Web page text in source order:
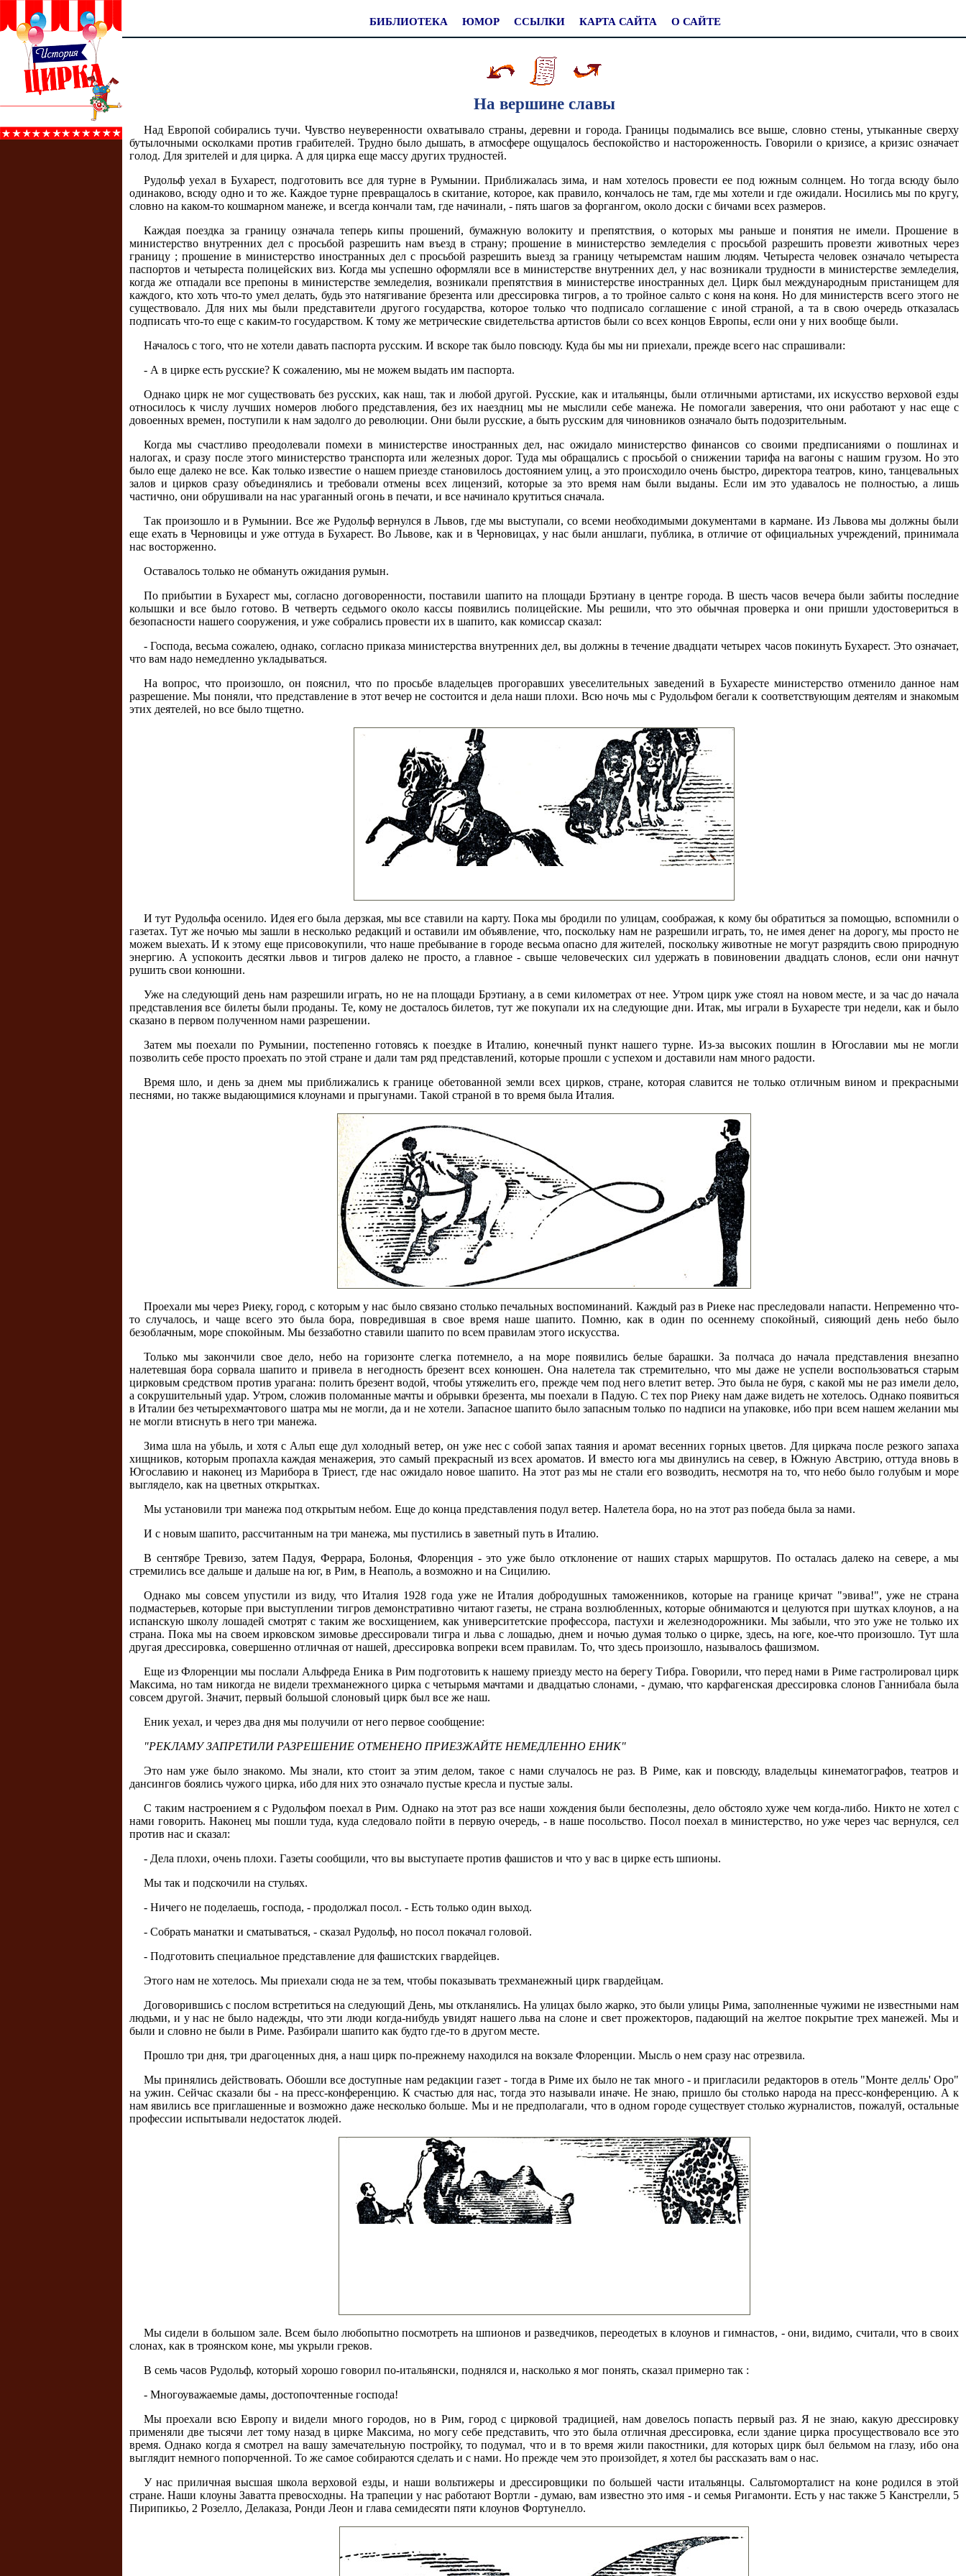
БИБЛИОТЕКА ЮМОР ССЫЛКИ КАРТА САЙТА О САЙТЕ
На вершине славы
Над Европой собирались тучи. Чувство неуверенности охватывало страны, деревни и города. Границы подымались все выше, словно стены, утыканные сверху
бутылочными осколками против грабителей. Трудно было дышать, в атмосфере ощущалось беспокойство и настороженность. Говорили о кризисе, а кризис означает
голод. Для зрителей и для цирка. А для цирка еще массу других трудностей.
Рудольф уехал в Бухарест, подготовить все для турне в Румынии. Приближалась зима, и нам хотелось провести ее под южным солнцем. Но тогда всюду было
одинаково, всюду одно и то же. Каждое турне превращалось в скитание, которое, как правило, кончалось не там, где мы хотели и где ожидали. Носились мы по кругу,
словно на каком-то кошмарном манеже, и всегда кончали там, где начинали, - пять шагов за форгангом, около доски с бичами всех размеров.
Каждая поездка за границу означала теперь кипы прошений, бумажную волокиту и препятствия, о которых мы раньше и понятия не имели. Прошение в
министерство внутренних дел с просьбой разрешить нам въезд в страну; прошение в министерство земледелия с просьбой разрешить провезти животных через
границу ; прошение в министерство иностранных дел с просьбой разрешить выезд за границу четыремстам нашим людям. Четыреста человек означало четыреста
паспортов и четыреста полицейских виз. Когда мы успешно оформляли все в министерстве внутренних дел, у нас возникали трудности в министерстве земледелия,
когда же отпадали все препоны в министерстве земледелия, возникали препятствия в министерстве иностранных дел. Цирк был международным пристанищем для
каждого, кто хоть что-то умел делать, будь это натягивание брезента или дрессировка тигров, а то тройное сальто с коня на коня. Но для министерств всего этого не
существовало. Для них мы были представители другого государства, которое только что подписало соглашение с иной страной, а та в свою очередь отказалась
подписать что-то еще с каким-то государством. К тому же метрические свидетельства артистов были со всех концов Европы, если они у них вообще были.
Началось с того, что не хотели давать паспорта русским. И вскоре так было повсюду. Куда бы мы ни приехали, прежде всего нас спрашивали:
- А в цирке есть русские? К сожалению, мы не можем выдать им паспорта.
Однако цирк не мог существовать без русских, как наш, так и любой другой. Русские, как и итальянцы, были отличными артистами, их искусство верховой езды
относилось к числу лучших номеров любого представления, без их наездниц мы не мыслили себе манежа. Не помогали заверения, что они работают у нас еще с
довоенных времен, поступили к нам задолго до революции. Они были русские, а быть русским для чиновников означало быть подозрительным.
Когда мы счастливо преодолевали помехи в министерстве иностранных дел, нас ожидало министерство финансов со своими предписаниями о пошлинах и
налогах, и сразу после этого министерство транспорта или железных дорог. Туда мы обращались с просьбой о снижении тарифа на вагоны с нашим грузом. Но это
было еще далеко не все. Как только известие о нашем приезде становилось достоянием улиц, а это происходило очень быстро, директора театров, кино, танцевальных
залов и цирков сразу объединялись и требовали отмены всех лицензий, которые за это время нам были выданы. Если им это удавалось не полностью, а лишь
частично, они обрушивали на нас ураганный огонь в печати, и все начинало крутиться сначала.
Так произошло и в Румынии. Все же Рудольф вернулся в Львов, где мы выступали, со всеми необходимыми документами в кармане. Из Львова мы должны были
еще ехать в Черновицы и уже оттуда в Бухарест. Во Львове, как и в Черновицах, у нас были аншлаги, публика, в отличие от официальных учреждений, принимала
нас восторженно.
Оставалось только не обмануть ожидания румын.
По прибытии в Бухарест мы, согласно договоренности, поставили шапито на площади Брэтиану в центре города. В шесть часов вечера были забиты последние
колышки и все было готово. В четверть седьмого около кассы появились полицейские. Мы решили, что это обычная проверка и они пришли удостовериться в
безопасности нашего сооружения, и уже собрались провести их в шапито, как комиссар сказал:
- Господа, весьма сожалею, однако, согласно приказа министерства внутренних дел, вы должны в течение двадцати четырех часов покинуть Бухарест. Это означает,
что вам надо немедленно укладываться.
На вопрос, что произошло, он пояснил, что по просьбе владельцев прогоравших увеселительных заведений в Бухаресте министерство отменило данное нам
разрешение. Мы поняли, что представление в этот вечер не состоится и дела наши плохи. Всю ночь мы с Рудольфом бегали к соответствующим деятелям и знакомым
этих деятелей, но все было тщетно.
И тут Рудольфа осенило. Идея его была дерзкая, мы все ставили на карту. Пока мы бродили по улицам, соображая, к кому бы обратиться за помощью, вспомнили о
газетах. Тут же ночью мы зашли в несколько редакций и оставили им объявление, что, поскольку нам не разрешили играть, то, не имея денег на дорогу, мы просто не
можем выехать. И к этому еще присовокупили, что наше пребывание в городе весьма опасно для жителей, поскольку животные не могут разрядить свою природную
энергию. А успокоить десятки львов и тигров далеко не просто, а главное - свыше человеческих сил удержать в повиновении двадцать слонов, если они начнут
рушить свои конюшни.
Уже на следующий день нам разрешили играть, но не на площади Брэтиану, а в семи километрах от нее. Утром цирк уже стоял на новом месте, и за час до начала
представления все билеты были проданы. Те, кому не досталось билетов, тут же покупали их на следующие дни. Итак, мы играли в Бухаресте три недели, как и было
сказано в первом полученном нами разрешении.
Затем мы поехали по Румынии, постепенно готовясь к поездке в Италию, конечный пункт нашего турне. Из-за высоких пошлин в Югославии мы не могли
позволить себе просто проехать по этой стране и дали там ряд представлений, которые прошли с успехом и доставили нам много радости.
Время шло, и день за днем мы приближались к границе обетованной земли всех цирков, стране, которая славится не только отличным вином и прекрасными
песнями, но также выдающимися клоунами и прыгунами. Такой страной в то время была Италия.
Проехали мы через Риеку, город, с которым у нас было связано столько печальных воспоминаний. Каждый раз в Риеке нас преследовали напасти. Непременно что-
то случалось, и чаще всего это была бора, повредившая в свое время наше шапито. Помню, как в один по осеннему спокойный, сияющий день небо было
безоблачным, море спокойным. Мы беззаботно ставили шапито по всем правилам этого искусства.
Только мы закончили свое дело, небо на горизонте слегка потемнело, а на море появились белые барашки. За полчаса до начала представления внезапно
налетевшая бора сорвала шапито и привела в негодность брезент всех конюшен. Она налетела так стремительно, что мы даже не успели воспользоваться старым
цирковым средством против урагана: полить брезент водой, чтобы утяжелить его, прежде чем под него влетит ветер. Это была не буря, с какой мы не раз имели дело,
а сокрушительный удар. Утром, сложив поломанные мачты и обрывки брезента, мы поехали в Падую. С тех пор Риеку нам даже видеть не хотелось. Однако появиться
в Италии без четырехмачтового шатра мы не могли, да и не хотели. Запасное шапито было запасным только по надписи на упаковке, ибо при всем нашем желании мы
не могли втиснуть в него три манежа.
Зима шла на убыль, и хотя с Альп еще дул холодный ветер, он уже нес с собой запах таяния и аромат весенних горных цветов. Для циркача после резкого запаха
хищников, которым пропахла каждая менажерия, это самый прекрасный из всех ароматов. И вместо юга мы двинулись на север, в Южную Австрию, оттуда вновь в
Югославию и наконец из Марибора в Триест, где нас ожидало новое шапито. На этот раз мы не стали его возводить, несмотря на то, что небо было голубым и море
выглядело, как на цветных открытках.
Мы установили три манежа под открытым небом. Еще до конца представления подул ветер. Налетела бора, но на этот раз победа была за нами.
И с новым шапито, рассчитанным на три манежа, мы пустились в заветный путь в Италию.
В сентябре Тревизо, затем Падуя, Феррара, Болонья, Флоренция - это уже было отклонение от наших старых маршрутов. По осталась далеко на севере, а мы
стремились все дальше и дальше на юг, в Рим, в Неаполь, а возможно и на Сицилию.
Однако мы совсем упустили из виду, что Италия 1928 года уже не Италия добродушных таможенников, которые на границе кричат "эвива!", уже не страна
подмастерьев, которые при выступлении тигров демонстративно читают газеты, не страна возлюбленных, которые обнимаются и целуются при шутках клоунов, а на
испанскую школу лошадей смотрят с таким же восхищением, как университетские профессора, пастухи и железнодорожники. Мы забыли, что это уже не только их
страна. Пока мы на своем ирковском зимовье дрессировали тигра и льва с лошадью, днем и ночью думая только о цирке, здесь, на юге, кое-что произошло. Тут шла
другая дрессировка, совершенно отличная от нашей, дрессировка вопреки всем правилам. То, что здесь произошло, называлось фашизмом.
Еще из Флоренции мы послали Альфреда Еника в Рим подготовить к нашему приезду место на берегу Тибра. Говорили, что перед нами в Риме гастролировал цирк
Максима, но там никогда не видели трехманежного цирка с четырьмя мачтами и двадцатью слонами, - думаю, что карфагенская дрессировка слонов Ганнибала была
совсем другой. Значит, первый большой слоновый цирк был все же наш.
Еник уехал, и через два дня мы получили от него первое сообщение:
"РЕКЛАМУ ЗАПРЕТИЛИ РАЗРЕШЕНИЕ ОТМЕНЕНО ПРИЕЗЖАЙТЕ НЕМЕДЛЕННО ЕНИК"
Это нам уже было знакомо. Мы знали, кто стоит за этим делом, такое с нами случалось не раз. В Риме, как и повсюду, владельцы кинематографов, театров и
дансингов боялись чужого цирка, ибо для них это означало пустые кресла и пустые залы.
С таким настроением я с Рудольфом поехал в Рим. Однако на этот раз все наши хождения были бесполезны, дело обстояло хуже чем когда-либо. Никто не хотел с
нами говорить. Наконец мы пошли туда, куда следовало пойти в первую очередь, - в наше посольство. Посол поехал в министерство, но уже через час вернулся, сел
против нас и сказал:
- Дела плохи, очень плохи. Газеты сообщили, что вы выступаете против фашистов и что у вас в цирке есть шпионы.
Мы так и подскочили на стульях.
- Ничего не поделаешь, господа, - продолжал посол. - Есть только один выход.
- Собрать манатки и сматываться, - сказал Рудольф, но посол покачал головой.
- Подготовить специальное представление для фашистских гвардейцев.
Этого нам не хотелось. Мы приехали сюда не за тем, чтобы показывать трехманежный цирк гвардейцам.
Договорившись с послом встретиться на следующий День, мы откланялись. На улицах было жарко, это были улицы Рима, заполненные чужими не известными нам
людьми, и у нас не было надежды, что эти люди когда-нибудь увидят нашего льва на слоне и свет прожекторов, падающий на желтое покрытие трех манежей. Мы и
были и словно не были в Риме. Разбирали шапито как будто где-то в другом месте.
Прошло три дня, три драгоценных дня, а наш цирк по-прежнему находился на вокзале Флоренции. Мысль о нем сразу нас отрезвила.
Мы принялись действовать. Обошли все доступные нам редакции газет - тогда в Риме их было не так много - и пригласили редакторов в отель "Монте делль' Оро"
на ужин. Сейчас сказали бы - на пресс-конференцию. К счастью для нас, тогда это называли иначе. Не знаю, пришло бы столько народа на пресс-конференцию. А к
нам явились все приглашенные и возможно даже несколько больше. Мы и не предполагали, что в одном городе существует столько журналистов, пожалуй, остальные
профессии испытывали недостаток людей.
Мы сидели в большом зале. Всем было любопытно посмотреть на шпионов и разведчиков, переодетых в клоунов и гимнастов, - они, видимо, считали, что в своих
слонах, как в троянском коне, мы укрыли греков.
В семь часов Рудольф, который хорошо говорил по-итальянски, поднялся и, насколько я мог понять, сказал примерно так :
- Многоуважаемые дамы, достопочтенные господа!
Мы проехали всю Европу и видели много городов, но в Рим, город с цирковой традицией, нам довелось попасть первый раз. Я не знаю, какую дрессировку
применяли две тысячи лет тому назад в цирке Максима, но могу себе представить, что это была отличная дрессировка, если здание цирка просуществовало все это
время. Однако когда я смотрел на вашу замечательную постройку, то подумал, что и в то время жили пакостники, для которых цирк был бельмом на глазу, ибо она
выглядит немного попорченной. То же самое собираются сделать и с нами. Но прежде чем это произойдет, я хотел бы рассказать вам о нас.
У нас приличная высшая школа верховой езды, и наши вольтижеры и дрессировщики по большей части итальянцы. Сальтоморталист на коне родился в этой
стране. Наши клоуны Заватта превосходны. На трапеции у нас работают Вортли - думаю, вам известно это имя - и семья Ригамонти. Есть у нас также 5 Канстрелли, 5
Пирипикьо, 2 Розелло, Делаказа, Ронди Леон и глава семидесяти пяти клоунов Фортунелло.